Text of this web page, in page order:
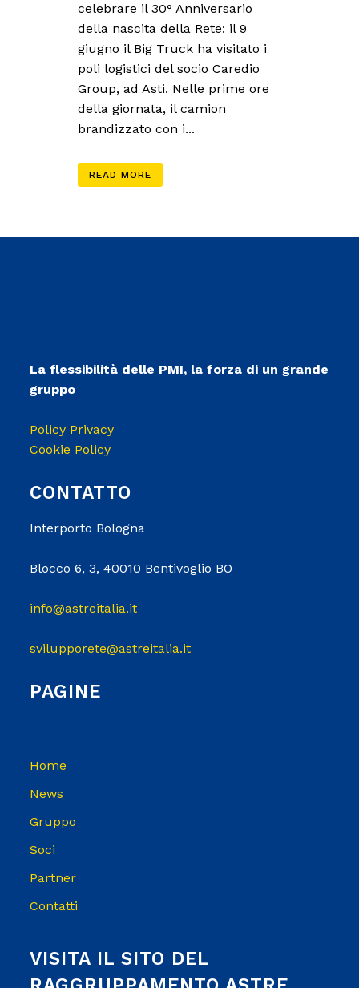
celebrare il 30° Anniversario
della nascita della Rete: il 9
giugno il Big Truck ha visitato i
poli logistici del socio Caredio
Group, ad Asti. Nelle prime ore
della giornata, il camion
brandizzato con i...
READ MORE
La flessibilità delle PMI, la forza di un grande
gruppo
Policy Privacy
Cookie Policy
CONTATTO
Interporto Bologna
Blocco 6, 3, 40010 Bentivoglio BO
info@astreitalia.it
svilupporete@astreitalia.it
PAGINE
Home
News
Gruppo
Soci
Partner
Contatti
VISITA IL SITO DEL